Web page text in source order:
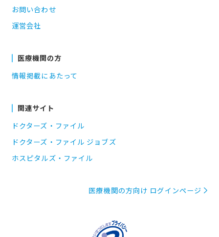
お問い合わせ
運営会社
医療機関の方
情報掲載にあたって
関連サイト
ドクターズ・ファイル
ドクターズ・ファイル ジョブズ
ホスピタルズ・ファイル
医療機関の方向け ログインページ